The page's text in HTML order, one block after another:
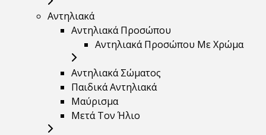
Αντηλιακά
Αντηλιακά Προσώπου
Αντηλιακά Προσώπου Με Χρώμα
Αντηλιακά Σώματος
Παιδικά Αντηλιακά
Μαύρισμα
Mετά Τον Ήλιο